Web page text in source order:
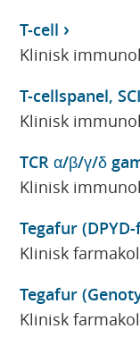
T-cell
Klinisk
T-cellspanel,
Klinisk
TCR α/β/γ/δ
Klinisk
Tegafur
Klinisk
Tegafur
Klinisk